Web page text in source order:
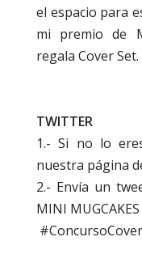
el espacio para
mi premio de
regala Cover Set.
TWITTER
1.- Si no lo
nuestra página
2.- Envía un
MINI